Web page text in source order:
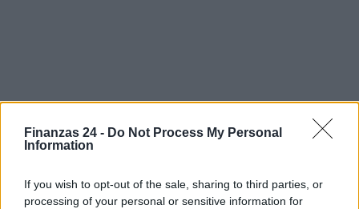
Finanzas 24 - Do Not Process My Personal
Information
If you wish to opt-out of the sale, sharing to third parties, or
processing of your personal or sensitive information for